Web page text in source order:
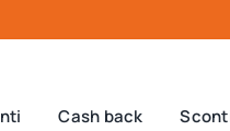
Cash back